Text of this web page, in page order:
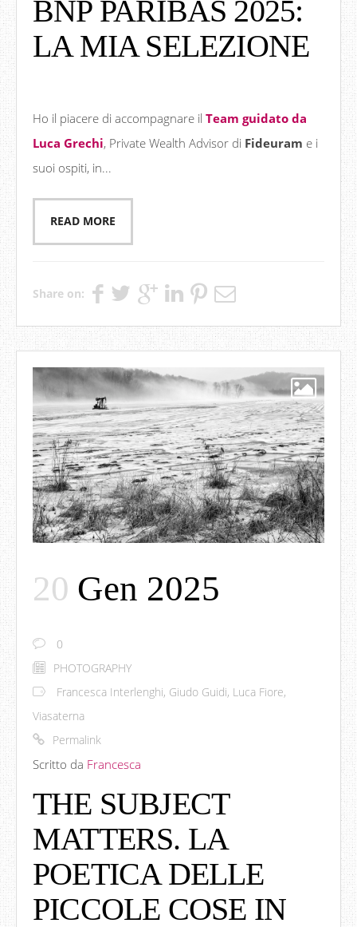
BNP PARIBAS 2025:
LA MIA SELEZIONE
Ho il piacere di accompagnare il Team guidato da
Luca Grechi, Private Wealth Advisor di Fideuram e i
suoi ospiti, in...
READ MORE
Share on:
20 Gen 2025
0
PHOTOGRAPHY
Francesca Interlenghi, Giudo Guidi, Luca Fiore,
Viasaterna
Permalink
Scritto da Francesca
THE SUBJECT
MATTERS. LA
POETICA DELLE
PICCOLE COSE IN